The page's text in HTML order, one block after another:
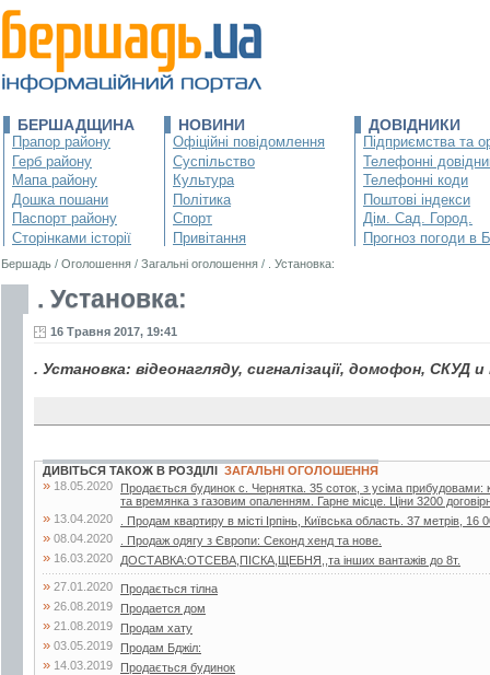
БЕРШАДЩИНА
Прапор району
Герб району
Мапа району
Дошка пошани
Паспорт району
Сторінками історії
НОВИНИ
Офіційні повідомлення
Суспільство
Культура
Політика
Спорт
Привітання
ДОВІДНИКИ
Підприємства та
Телефонні
Телефонні коди
Поштові індекси
Дім. Сад. Город.
Прогноз погоди в
Бершадь / Оголошення / Загальні оголошення / . Установка:
. Установка:
16 Травня 2017, 19:41
. Установка: відеонагляду, сигналізації, домофон, СКУД
ДИВІТЬСЯ ТАКОЖ В РОЗДІЛІ ЗАГАЛЬНІ ОГОЛОШЕННЯ
» 18.05.2020
Продається будинок с. Чернятка. 35 соток, з усіма прибудовами:
та времянка з газовим опаленням. Гарне місце. Ціни 3200
» 13.04.2020 . Продам квартиру в місті Ірпінь, Київська область. 37 метрів, 16
» 08.04.2020 . Продаж одягу з Європи: Секонд хенд та нове.
» 16.03.2020 ДОСТАВКА:ОТСЕВА,ПІСКА,ЩЕБНЯ,,та інших вантажів до 8т.
» 27.01.2020 Продається тілна
» 26.08.2019 Продается дом
» 21.08.2019 Продам хату
» 03.05.2019 Продам Бджiл:
» 14.03.2019 Продається будинок